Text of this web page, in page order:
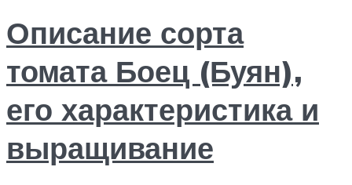
Описание сорта
томата Боец (Буян),
его характеристика и
выращивание